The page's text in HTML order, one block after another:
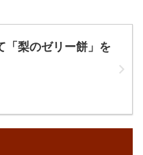
「梨のゼリー餅」を